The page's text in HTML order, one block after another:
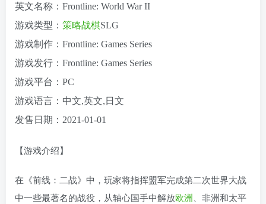
英文名称：Frontline: World War II
游戏类型： 策略战棋SLG
游戏制作：Frontline: Games Series
游戏发行：Frontline: Games Series
游戏平台：PC
游戏语言：中文,英文,日文
发售日期：2021-01-01
【游戏介绍】
在《前线：二战》中，玩家将指挥盟军完成第二次世界大战
中一些最著名的战役，从轴心国手中解放欧洲 、非洲和太平